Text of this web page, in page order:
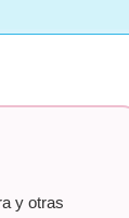
y otras